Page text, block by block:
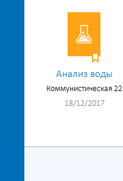
Анализ воды
Коммунистическая 22
18/12/2017